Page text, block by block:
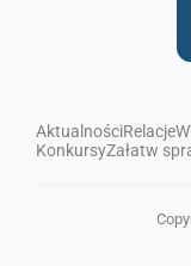
AktualnościRelacje
KonkursyZałatw